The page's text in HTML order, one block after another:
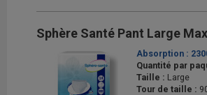
Sphère Santé Pant Large
Absorption :
Quantité par
Taille : Large
Tour de taille :